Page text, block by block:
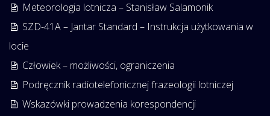
Meteorologia lotnicza – Stanisław Salamonik
SZD-41A – Jantar Standard – Instrukcja użytkowania w
locie
Człowiek – możliwości, ograniczenia
Podręcznik radiotelefonicznej frazeologii lotniczej
Wskazówki prowadzenia korespondencji